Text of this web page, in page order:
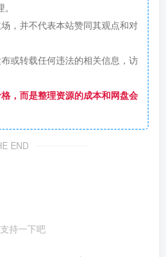
，并不代表本站赞同其观点和对
或转载任何违法的相关信息，访
，而是整理资源的成本和网盘会
END
持一下吧